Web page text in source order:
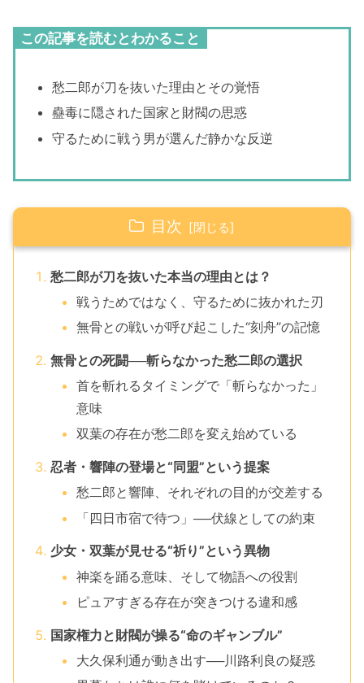
この記事を読むとわかること
愁二郎が刀を抜いた理由とその覚悟
蠱毒に隠された国家と財閥の思惑
守るために戦う男が選んだ静かな反逆
目次
愁二郎が刀を抜いた本当の理由とは？
戦うためではなく、守るために抜かれた刃
無骨との戦いが呼び起こした“刻舟”の記憶
無骨との死闘──斬らなかった愁二郎の選択
首を斬れるタイミングで「斬らなかった」
意味
双葉の存在が愁二郎を変え始めている
忍者・響陣の登場と“同盟”という提案
愁二郎と響陣、それぞれの目的が交差する
「四日市宿で待つ」──伏線としての約束
少女・双葉が見せる“祈り”という異物
神楽を踊る意味、そして物語への役割
ピュアすぎる存在が突きつける違和感
国家権力と財閥が操る“命のギャンブル”
大久保利通が動き出す──川路利良の疑惑